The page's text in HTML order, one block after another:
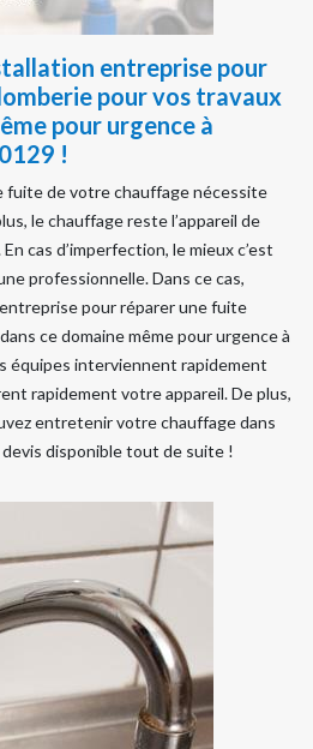
entreprise pour
pour vos travaux
pour urgence à
!
fuite de votre chauffage nécessite
le chauffage reste l’appareil de
cas d’imperfection, le mieux c’est
professionnelle. Dans ce cas,
pour réparer une fuite
ce domaine même pour urgence à
équipes interviennent rapidement
rapidement votre appareil. De plus,
entretenir votre chauffage dans
disponible tout de suite !